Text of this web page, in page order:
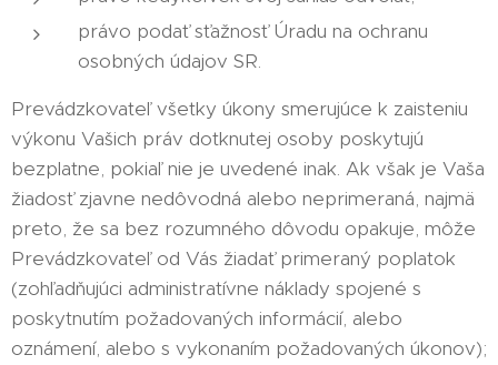
právo podať sťažnosť Úradu na ochranu
osobných údajov SR.
Prevádzkovateľ všetky úkony smerujúce k zaisteniu
výkonu Vašich práv dotknutej osoby poskytujú
bezplatne, pokiaľ nie je uvedené inak. Ak však je Vaša
žiadosť zjavne nedôvodná alebo neprimeraná, najmä
preto, že sa bez rozumného dôvodu opakuje, môže
Prevádzkovateľ od Vás žiadať primeraný poplatok
(zohľadňujúci administratívne náklady spojené s
poskytnutím požadovaných informácií, alebo
oznámení, alebo s vykonaním požadovaných úkonov);